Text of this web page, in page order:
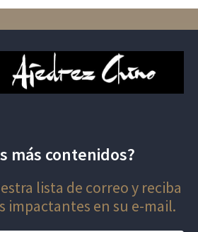
más contenidos?
lista de correo y reciba
impactantes en su e-mail.